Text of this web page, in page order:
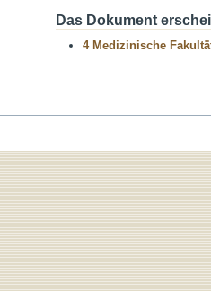
Das Dokument
4 Medizinische